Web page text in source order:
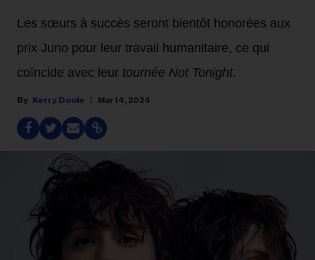
Les sœurs à succès seront bientôt honorées aux
prix Juno pour leur travail humanitaire, ce qui
coïncide avec leur tournée Not Tonight.
Kerry Doole Mar 14, 2024